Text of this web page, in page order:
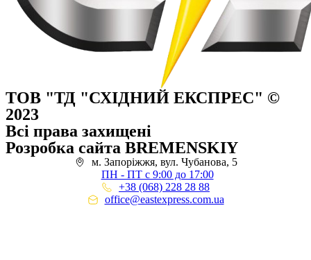
ТОВ "ТД "СХІДНИЙ ЕКСПРЕС" ©
2023
Всі права захищені
Розробка сайта BREMENSKIY
м. Запоріжжя, вул. Чубанова, 5
ПН - ПТ с 9:00 до 17:00
+38 (068) 228 28 88
office@eastexpress.com.ua